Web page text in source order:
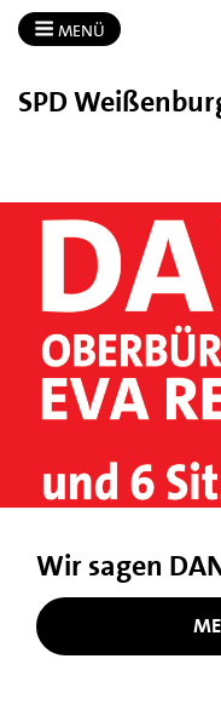
MENÜ
SPD
Wir sagen